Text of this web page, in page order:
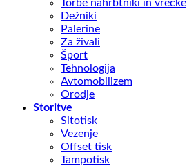
Torbe nahrbtniki in vrečke
Dežniki
Palerine
Za živali
Šport
Tehnologija
Avtomobilizem
Orodje
Storitve
Sitotisk
Vezenje
Offset tisk
Tampotisk